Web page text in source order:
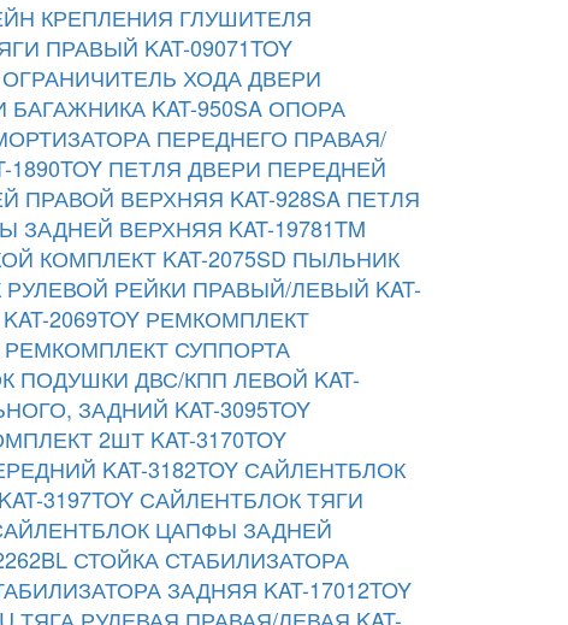
КРЕПЛЕНИЯ ГЛУШИТЕЛЯ
ПРАВЫЙ KAT-09071TOY
ОГРАНИЧИТЕЛЬ ХОДА ДВЕРИ
KAT-950SA ОПОРА
ПЕРЕДНЕГО ПРАВАЯ/
ПЕТЛЯ ДВЕРИ ПЕРЕДНЕЙ
ПРАВОЙ ВЕРХНЯЯ KAT-928SA ПЕТЛЯ
ВЕРХНЯЯ KAT-19781TM
КОМПЛЕКТ KAT-2075SD ПЫЛЬНИК
РЕЙКИ ПРАВЫЙ/ЛЕВЫЙ KAT-
2069TOY РЕМКОМПЛЕКТ
РЕМКОМПЛЕКТ СУППОРТА
ПОДУШКИ ДВС/КПП ЛЕВОЙ KAT-
ЗАДНИЙ KAT-3095TOY
2ШТ KAT-3170TOY
KAT-3182TOY САЙЛЕНТБЛОК
3197TOY САЙЛЕНТБЛОК ТЯГИ
ЦАПФЫ ЗАДНЕЙ
СТОЙКА СТАБИЛИЗАТОРА
ЗАДНЯЯ KAT-17012TOY